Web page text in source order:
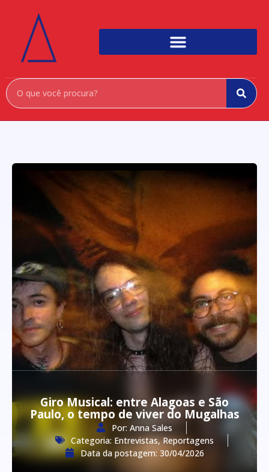
Giro Musical: entre Alagoas e São
Paulo, o tempo de viver do Mugalhas
Por: Anna Sales
Categoria: Entrevistas,Reportagens
Data da postagem: 30/04/2026